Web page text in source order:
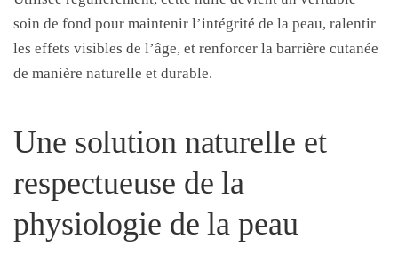
soin de fond pour maintenir l’intégrité de la peau, ralentir
les effets visibles de l’âge, et renforcer la barrière cutanée
de manière naturelle et durable.
Une solution naturelle et
respectueuse de la
physiologie de la peau